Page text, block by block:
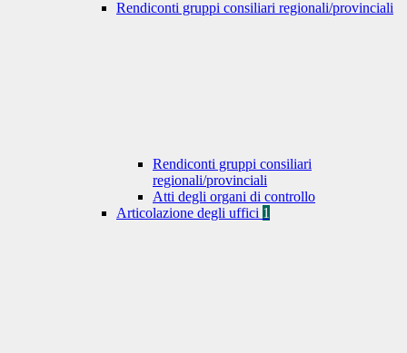
Rendiconti gruppi consiliari regionali/provinciali
Rendiconti gruppi consiliari
regionali/provinciali
Atti degli organi di controllo
Articolazione degli uffici 1